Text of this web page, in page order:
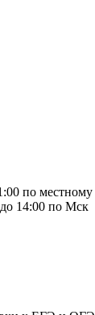
по местному
14:00 по Мск